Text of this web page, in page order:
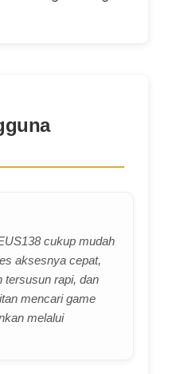
cukup mudah
aksesnya cepat,
tersusun rapi, dan
mencari game
melalui